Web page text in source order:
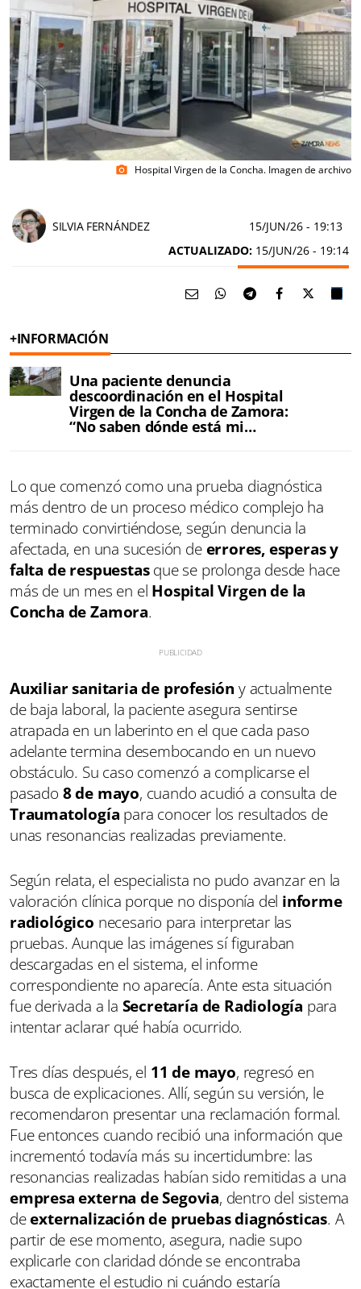
photo_camera Hospital Virgen de la Concha. Imagen de archivo
SILVIA FERNÁNDEZ 15/JUN/26 - 19:13
ACTUALIZADO: 15/JUN/26 - 19:14
+INFORMACIÓN
Una paciente denuncia
descoordinación en el Hospital
Virgen de la Concha de Zamora:
“No saben dónde está mi
Lo que comenzó como una prueba diagnóstica
más dentro de un proceso médico complejo ha
terminado convirtiéndose, según denuncia la
afectada, en una sucesión de errores, esperas y
falta de respuestasque se prolonga desde hace
más de un mes en el Hospital Virgen de la
Concha de Zamora.
Auxiliar sanitaria de profesión y actualmente
de baja laboral, la paciente asegura sentirse
atrapada en un laberinto en el que cada paso
adelante termina desembocando en un nuevo
obstáculo. Su caso comenzó a complicarse el
pasado 8 de mayo, cuando acudió a consulta de
Traumatología para conocer los resultados de
unas resonancias realizadas previamente.
Según relata, el especialista no pudo avanzar en la
valoración clínica porque no disponía del informe
radiológico necesario para interpretar las
pruebas. Aunque las imágenes sí figuraban
descargadas en el sistema, el informe
correspondiente no aparecía. Ante esta situación
fue derivada a la Secretaría de Radiología para
intentar aclarar qué había ocurrido.
Tres días después, el 11 de mayo, regresó en
busca de explicaciones. Allí, según su versión, le
recomendaron presentar una reclamación formal.
Fue entonces cuando recibió una información que
incrementó todavía más su incertidumbre: las
resonancias realizadas habían sido remitidas a una
empresa externa de Segovia, dentro del sistema
deexternalización de pruebas diagnósticas. A
partir de ese momento, asegura, nadie supo
explicarle con claridad dónde se encontraba
exactamente el estudio ni cuándo estaría